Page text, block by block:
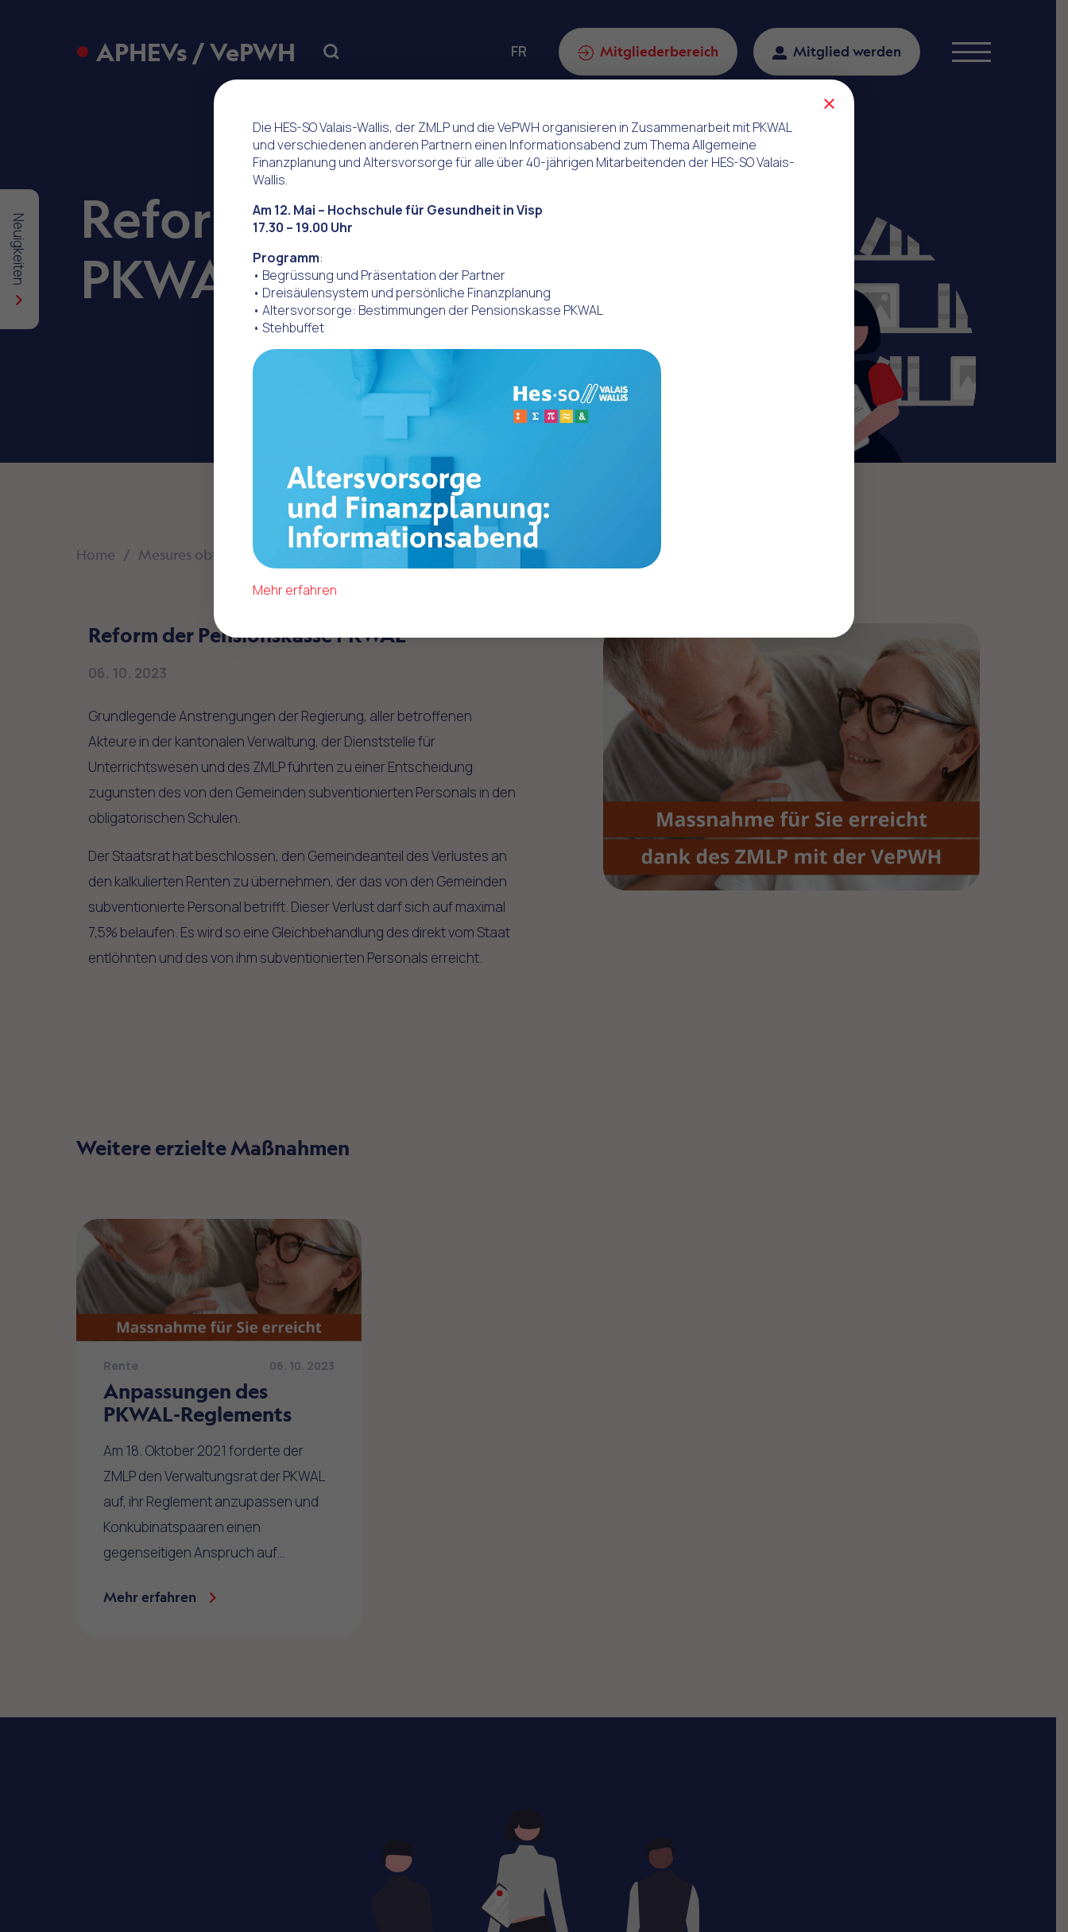
Neuigkeiten
APHEVs / VePWH Search FR Mitgliederbereich Mitglied werden
Menu
Reform der Pensionskasse
PKWAL
Home Mesures obtenues avec la FMEP Reform der Pensionskasse PKWAL
Reform der Pensionskasse PKWAL
06. 10. 2023
Grundlegende Anstrengungen der Regierung, aller betroffenen
Akteure in der kantonalen Verwaltung, der Dienststelle für
Unterrichtswesen und des ZMLP führten zu einer Entscheidung
zugunsten des von den Gemeinden subventionierten Personals in den
obligatorischen Schulen.
Der Staatsrat hat beschlossen, den Gemeindeanteil des Verlustes an
den kalkulierten Renten zu übernehmen, der das von den Gemeinden
subventionierte Personal betrifft. Dieser Verlust darf sich auf maximal
7,5% belaufen. Es wird so eine Gleichbehandlung des direkt vom Staat
entlöhnten und des von ihm subventionierten Personals erreicht.
Weitere erzielte Maßnahmen
Rente 06. 10. 2023
Anpassungen des
PKWAL-Reglements
Am 18. Oktober 2021 forderte der
ZMLP den Verwaltungsrat der PKWAL
auf, ihr Reglement anzupassen und
Konkubinatspaaren einen
gegenseitigen Anspruch auf…
Mehr erfahren
Die HES-SO Valais-Wallis, der ZMLP und die VePWH organisieren in Zusammenarbeit mit PKWAL
und verschiedenen anderen Partnern einen Informationsabend zum Thema Allgemeine
Finanzplanung und Altersvorsorge für alle über 40-jährigen Mitarbeitenden der HES-SO Valais-
Wallis.
Am 12. Mai – Hochschule für Gesundheit in Visp
17.30 – 19.00 Uhr
Programm:
• Begrüssung und Präsentation der Partner
• Dreisäulensystem und persönliche Finanzplanung
• Altersvorsorge: Bestimmungen der Pensionskasse PKWAL
• Stehbuffet
Mehr erfahren
×